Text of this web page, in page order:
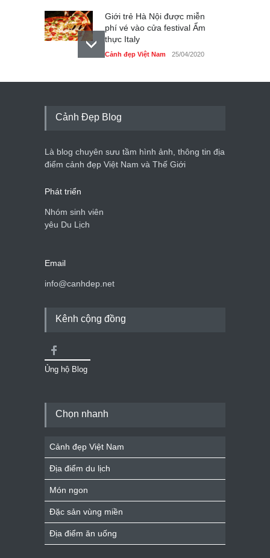
Giới trẻ Hà Nội được miễn
phí vé vào cửa festival Ẩm
thực Italy
Cảnh đẹp Việt Nam 25/04/2020
Tam giác mạch khoe sắc
du lịch quốc gia
Cảnh đẹp Việt Nam 24/04/2020
Cảnh Đẹp Blog
Là blog chuyên sưu tầm hình ảnh, thông tin địa
điểm cảnh đẹp Việt Nam và Thế Giới
Phát triển
Nhóm sinh viên
yêu Du Lịch
Email
info@canhdep.net
Kênh cộng đồng
Ủng hộ Blog
Chọn nhanh
Cảnh đẹp Việt Nam
Địa điểm du lịch
Món ngon
Đặc sản vùng miền
Địa điểm ăn uống